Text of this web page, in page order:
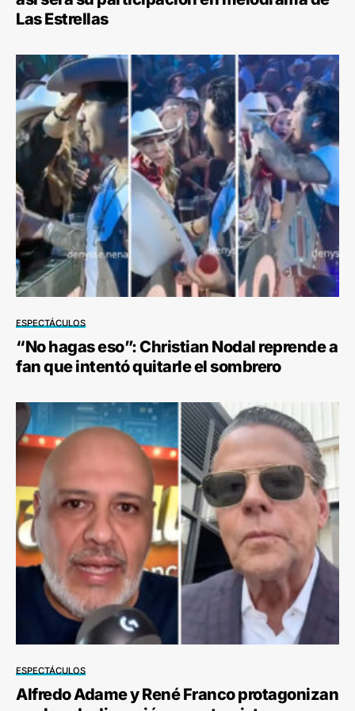
Las Estrellas
ESPECTÁCULOS
“No hagas eso”: Christian Nodal reprende a
fan que intentó quitarle el sombrero
ESPECTÁCULOS
Alfredo Adame y René Franco protagonizan